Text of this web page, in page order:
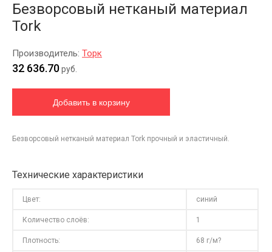
Безворсовый нетканый материал
Tork
Производитель: Торк
32 636.70руб.
Безворсовый нетканый материал Tork прочный и эластичный.
Технические характеристики
Цвет: синий
Количество слоёв: 1
Плотность: 68 г/м?